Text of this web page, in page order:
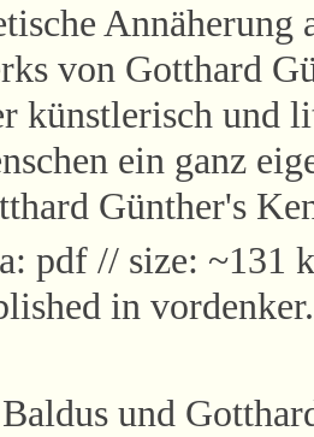
Annäherung
von Gotthard
künstlerisch und
ein ganz
Günther's
pdf // size: ~131
in
und